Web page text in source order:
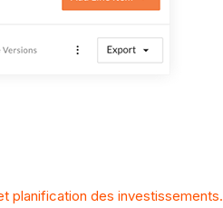
planification des investissements.